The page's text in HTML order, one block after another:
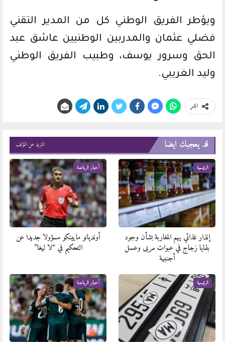
ويؤطر الفريق الوطني كل من المدير التقني
فضلي عثمان والمدربين الوطنيين عاشق عبد
الحق وسرور يوسف، وطبيب الفريق الوطني
وليد الغريبي.
انشر
قد يعجبك ايضا المزيد عن المؤلف
الرئيسية
إنذار غذائي يهم المغاربة بشأن وجود
بقايا زجاج في عبوات مربى وعسل
أجنبية
أخبار الرياضة
أونديانو مايينكو مسؤولا جديدا عن
التحكيم في “لا ليغا”
الرئيسية أخبار الرياضة